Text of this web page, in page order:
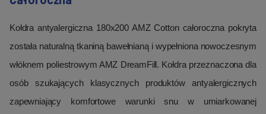
Kołdra antyalergiczna 180x200 AMZ Cotton całoroczna pokryta
została naturalną tkaniną bawełnianą i wypełniona nowoczesnym
włóknem poliestrowym AMZ DreamFill. Kołdra przeznaczona dla
osób szukających klasycznych produktów antyalergicznych
zapewniający komfortowe warunki snu w umiarkowanej